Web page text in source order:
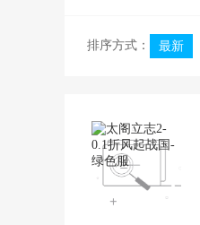
排序方式： 最新